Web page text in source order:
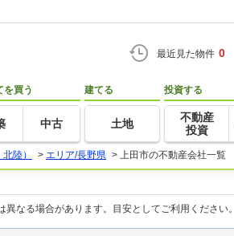
最近見た物件 0
を買う
中古
建てる
土地
投資する
不動産
投資
陸） > エリア/長野県 > 上田市の不動産会社一覧
なる場合があります。目安としてご利用ください。